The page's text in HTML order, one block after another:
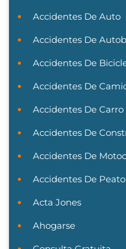
Accidentes De Auto
Accidentes De
Accidentes De
Accidentes De
Accidentes De Carro
Accidentes De
Accidentes De
Accidentes De
Acta Jones
Ahogarse